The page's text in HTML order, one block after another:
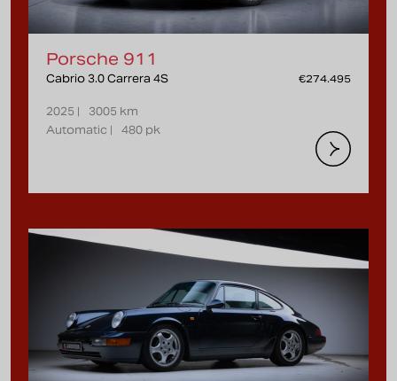
Porsche 911
Cabrio 3.0 Carrera 4S €274.495
2025 |
3005 km
Automatic |
480 pk